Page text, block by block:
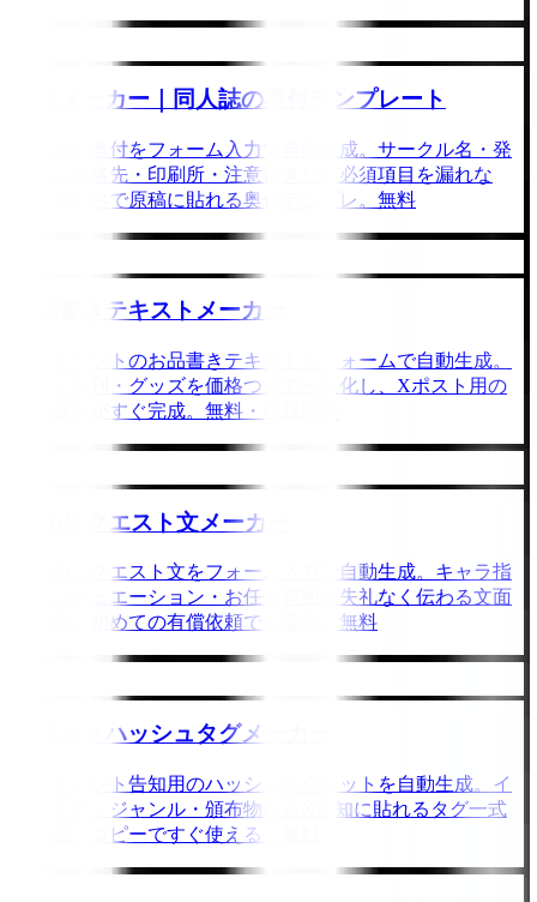
奥付メーカー｜同人誌の奥付テンプレート
同人誌の奥付をフォーム入力で自動生成。サークル名・発
行日・連絡先・印刷所・注意書きなど必須項目を漏れな
く。コピペで原稿に貼れる奥付テンプレ。無料
お品書きテキストメーカー
同人イベントのお品書きテキストをフォームで自動生成。
新刊・既刊・グッズを価格つきで一覧化し、Xポスト用の
お品書きがすぐ完成。無料・登録不要
Skebリクエスト文メーカー
Skebのリクエスト文をフォーム入力で自動生成。キャラ指
定・シチュエーション・お任せ範囲を失礼なく伝わる文面
に整形。初めての有償依頼でも安心。無料
イベントハッシュタグメーカー
同人イベント告知用のハッシュタグセットを自動生成。イ
ベント名・ジャンル・頒布物からX告知に貼れるタグ一式
を作成。コピーですぐ使える。無料